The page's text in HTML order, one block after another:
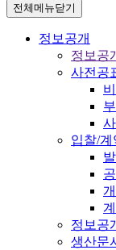
전체메뉴닫기
정보공개
정보공
사전공
입찰/계
정보공
생산문